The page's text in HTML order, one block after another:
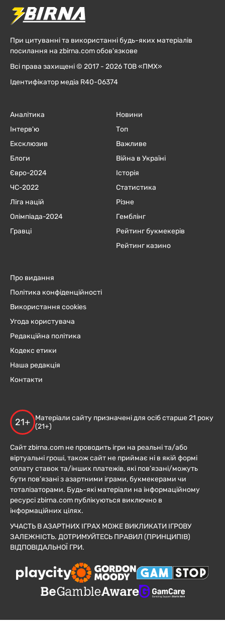
При цитуванні та використанні будь-яких матеріалів
посилання на zbirna.com обов'язкове
Всі права захищені © 2017 - 2026 ТОВ «ПМХ»
Ідентифікатор медіа R40-06374
Аналітика
Інтерв'ю
Ексклюзив
Блоги
Євро-2024
ЧC-2022
Ліга націй
Олімпіада-2024
Гравці
Новини
Топ
Важливе
Війна в Україні
Історія
Статистика
Різне
Гемблінг
Рейтинг букмекерів
Рейтинг казино
Про видання
Політика конфіденційності
Використання cookies
Угода користувача
Редакційна політика
Кодекс етики
Наша редакція
Контакти
21+
Матеріали сайту призначені для осіб старше 21 року
(21+)
Сайт zbirna.com не проводить ігри на реальні та/або
віртуальні гроші, також сайт не приймає ні в якій формі
оплату ставок та/інших платежів, які пов’язані/можуть
бути пов’язані з азартними іграми, букмекерами чи
тоталізаторами. Будь-які матеріали на інформаційному
ресурсі zbirna.com публікуються виключно в
інформаційних цілях.
УЧАСТЬ В АЗАРТНИХ ІГРАХ МОЖЕ ВИКЛИКАТИ ІГРОВУ
ЗАЛЕЖНІСТЬ. ДОТРИМУЙТЕСЬ ПРАВИЛ (ПРИНЦИПІВ)
ВІДПОВІДАЛЬНОЇ ГРИ.